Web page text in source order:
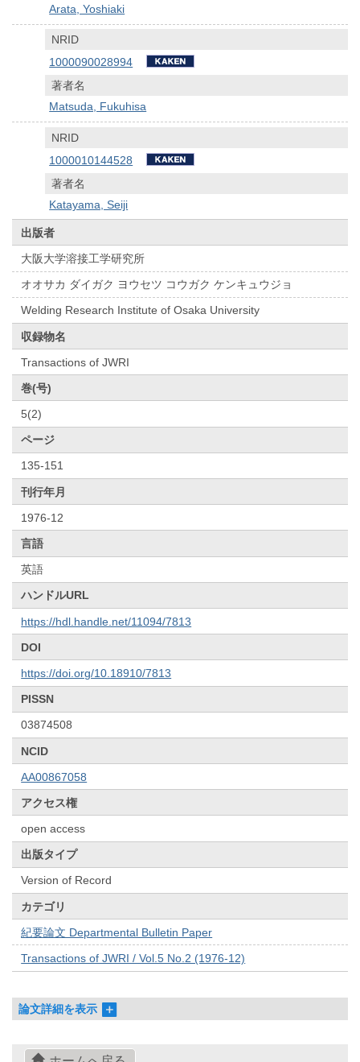
Arata, Yoshiaki
NRID
1000090028994
著者名
Matsuda, Fukuhisa
NRID
1000010144528
著者名
Katayama, Seiji
出版者
大阪大学溶接工学研究所
オオサカ ダイガク ヨウセツ コウガク ケンキュウジョ
Welding Research Institute of Osaka University
収録物名
Transactions of JWRI
巻(号)
5(2)
ページ
135-151
刊行年月
1976-12
言語
英語
ハンドルURL
https://hdl.handle.net/11094/7813
DOI
https://doi.org/10.18910/7813
PISSN
03874508
NCID
AA00867058
アクセス権
open access
出版タイプ
Version of Record
カテゴリ
紀要論文 Departmental Bulletin Paper
Transactions of JWRI / Vol.5 No.2 (1976-12)
論文詳細を表示